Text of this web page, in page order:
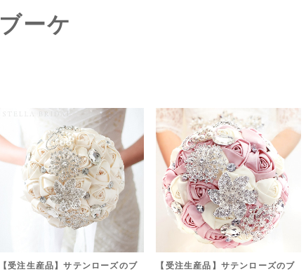
ブーケ
【受注生産品】サテンローズのブ
【受注生産品】サテンローズのブ